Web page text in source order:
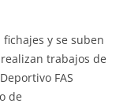
y se suben
trabajos de
FAS
de